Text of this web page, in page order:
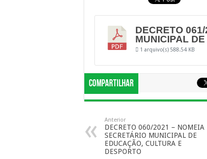
DECRETO
MUNICIPAL
1 arquivo(s) 588.54 KB
Compartilhar
Anterior
DECRETO 060/2021 – NOMEIA
SECRETÁRIO MUNICIPAL DE
EDUCAÇÃO, CULTURA E
DESPORTO